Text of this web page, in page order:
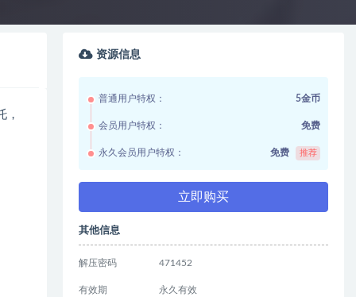
，
资源信息
普通用户特权： 5金币
会员用户特权： 免费
永久会员用户特权： 免费 推荐
立即购买
其他信息
解压密码 471452
有效期 永久有效